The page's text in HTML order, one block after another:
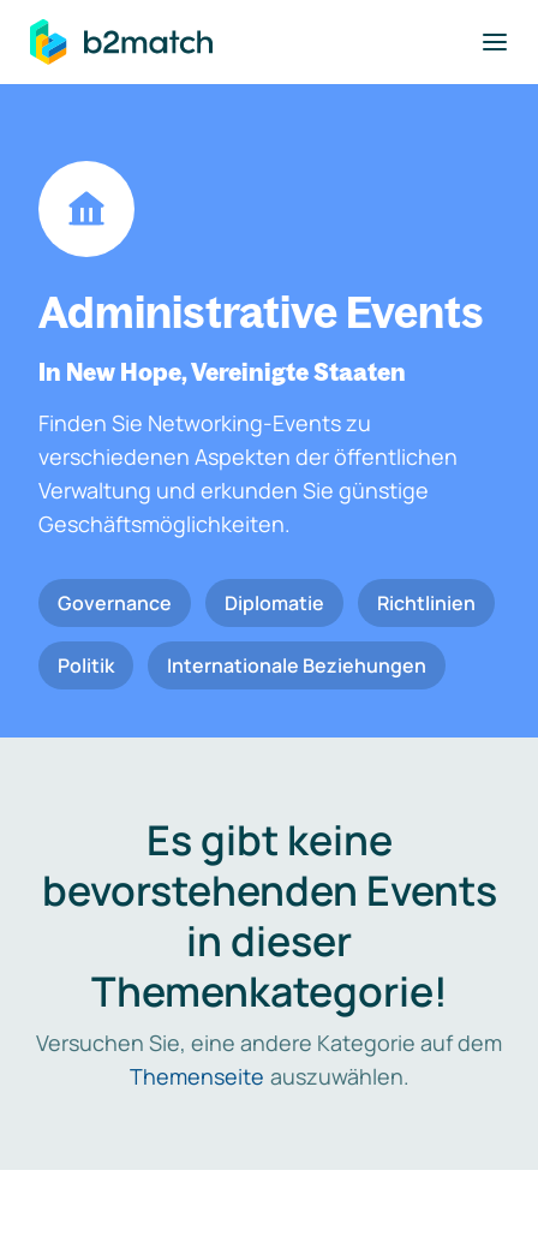
springen
Administrative Events
In New Hope, Vereinigte Staaten
Finden Sie Networking-Events zu
verschiedenen Aspekten der öffentlichen
Verwaltung und erkunden Sie günstige
Geschäftsmöglichkeiten.
Governance Diplomatie Richtlinien
Politik Internationale Beziehungen
Es gibt keine
bevorstehenden Events
in dieser
Themenkategorie!
Versuchen Sie, eine andere Kategorie auf dem
Themenseite auszuwählen.